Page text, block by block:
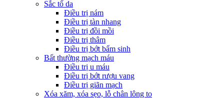
Sắc tố da
Điều trị nám
Điều trị tàn nhang
Điều trị đồi mồi
Điều trị thâm
Điều trị bớt bẩm sinh
Bất thường mạch máu
Điều trị u máu
Điều trị bớt rượu vang
Điều trị giãn mạch
Xóa xăm, xóa sẹo, lỗ chân lông to